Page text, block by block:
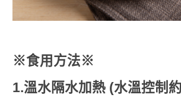
※食用方法※
1.溫水隔水加熱 (水溫控制